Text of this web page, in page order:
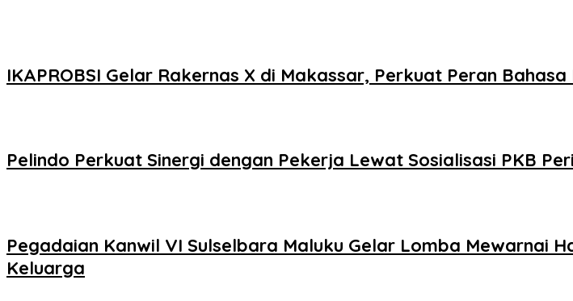
IKAPROBSI Gelar Rakernas X di Makassar, Perkuat Peran
Pelindo Perkuat Sinergi dengan Pekerja Lewat Sosialisasi PKB
Pegadaian Kanwil VI Sulselbara Maluku Gelar Lomba Mewarnai
Keluarga